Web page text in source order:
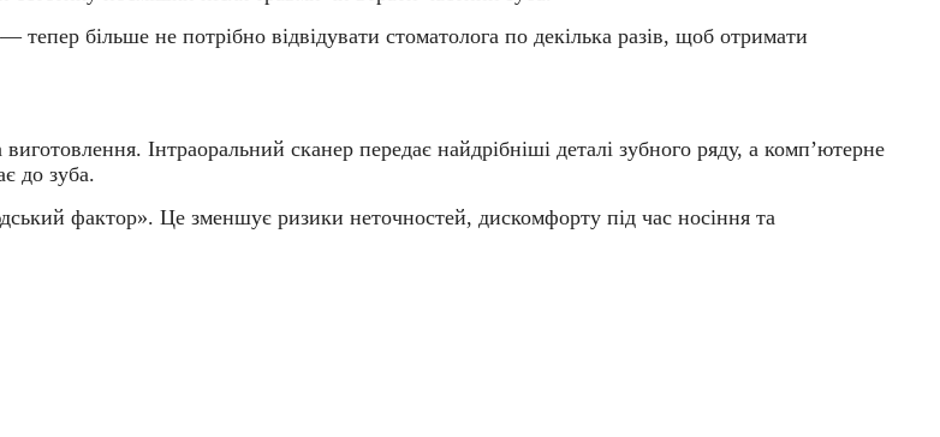
більше не потрібно відвідувати стоматолога по декілька разів, щоб отримати
Інтраоральний сканер передає найдрібніші деталі зубного ряду, а комп’ютерне
до зуба.
фактор». Це зменшує ризики неточностей, дискомфорту під час носіння та